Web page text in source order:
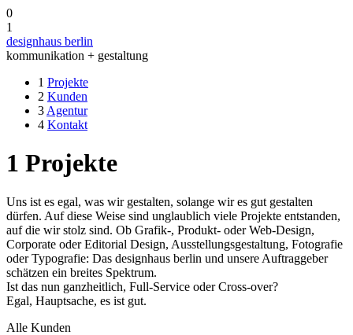
0
1
designhaus berlin
kommunikation + gestaltung
1 Projekte
2 Kunden
3 Agentur
4 Kontakt
1 Projekte
Uns ist es egal, was wir gestalten, solange wir es gut gestalten
dürfen. Auf diese Weise sind unglaublich viele Projekte entstanden,
auf die wir stolz sind. Ob Grafik-, Produkt- oder Web-Design,
Corporate oder Editorial Design, Ausstellungsgestaltung, Fotografie
oder Typografie: Das designhaus berlin und unsere Auftraggeber
schätzen ein breites Spektrum.
Ist das nun ganzheitlich, Full-Service oder Cross-over?
Egal, Hauptsache, es ist gut.
Alle Kunden